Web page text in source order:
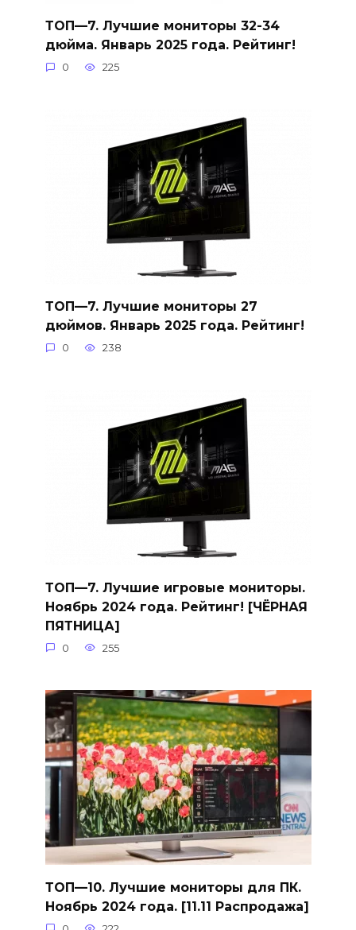
ТОП—7. Лучшие мониторы 32-34
дюйма. Январь 2025 года. Рейтинг!
0 225
ТОП—7. Лучшие мониторы 27
дюймов. Январь 2025 года. Рейтинг!
0 238
ТОП—7. Лучшие игровые мониторы.
Ноябрь 2024 года. Рейтинг! [ЧЁРНАЯ
ПЯТНИЦА]
0 255
ТОП—10. Лучшие мониторы для ПК.
Ноябрь 2024 года. [11.11 Распродажа]